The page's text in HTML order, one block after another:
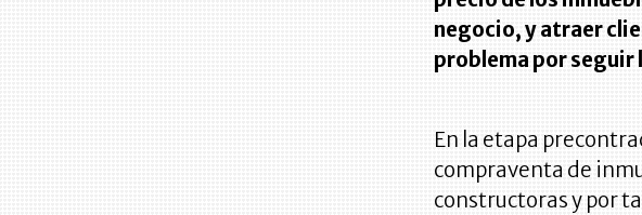
negocio, y atraer
problema por seguir
En la etapa
compraventa de
constructoras y por